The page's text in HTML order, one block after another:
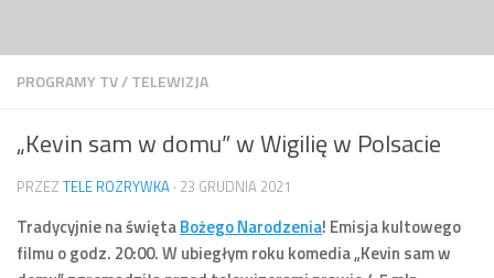
PROGRAMY TV/TELEWIZJA
„Kevin sam w domu” w Wigilię w Polsacie
PRZEZ TELE ROZRYWKA · 23 GRUDNIA 2021
Tradycyjnie na świętaBożego Narodzenia! Emisja kultowego
filmu o godz. 20:00. W ubiegłym roku komedia „Kevin sam w